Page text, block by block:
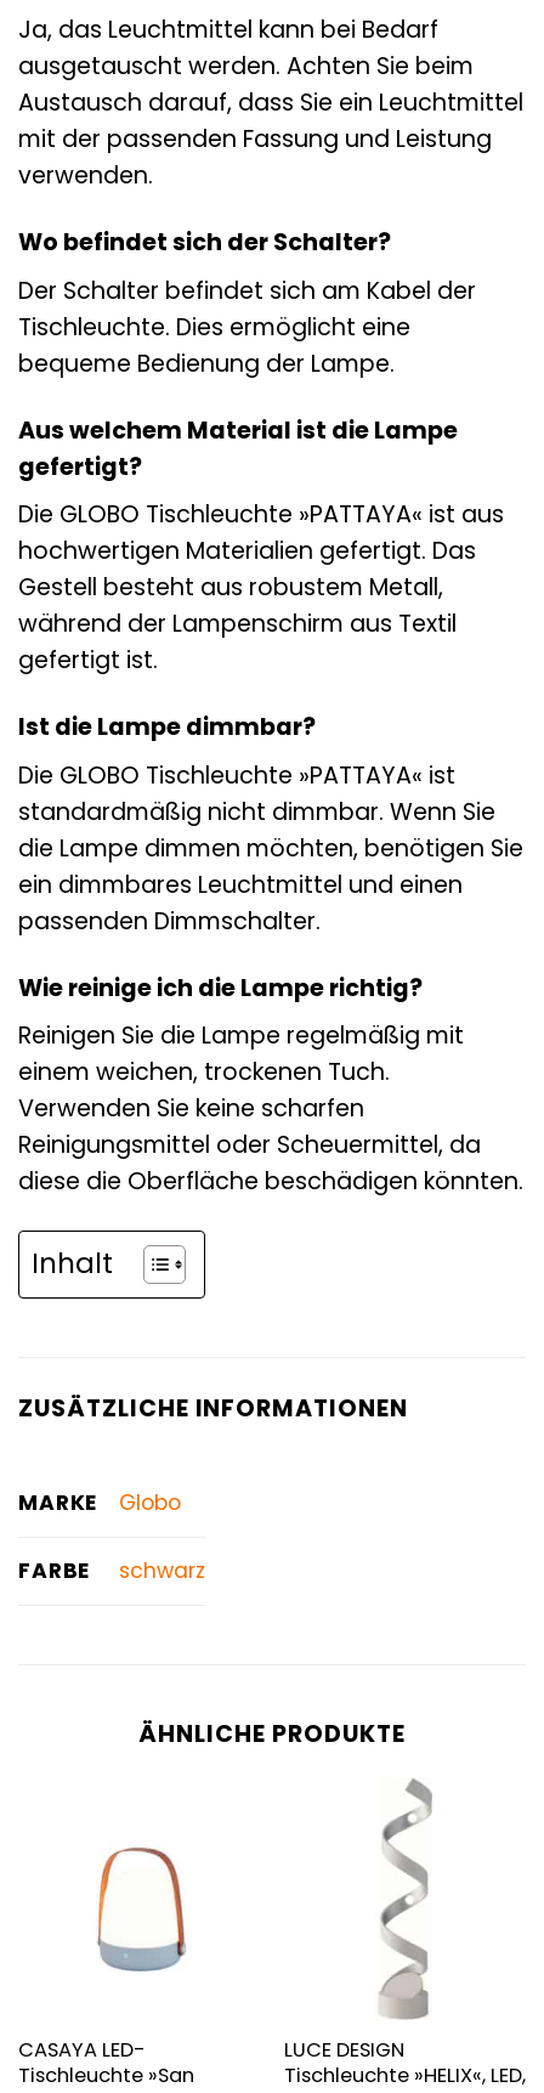
Ja, das Leuchtmittel kann bei Bedarf
ausgetauscht werden. Achten Sie beim
Austausch darauf, dass Sie ein Leuchtmittel
mit der passenden Fassung und Leistung
verwenden.
Wo befindet sich der Schalter?
Der Schalter befindet sich am Kabel der
Tischleuchte. Dies ermöglicht eine
bequeme Bedienung der Lampe.
Aus welchem Material ist die Lampe
gefertigt?
Die GLOBO Tischleuchte »PATTAYA« ist aus
hochwertigen Materialien gefertigt. Das
Gestell besteht aus robustem Metall,
während der Lampenschirm aus Textil
gefertigt ist.
Ist die Lampe dimmbar?
Die GLOBO Tischleuchte »PATTAYA« ist
standardmäßig nicht dimmbar. Wenn Sie
die Lampe dimmen möchten, benötigen Sie
ein dimmbares Leuchtmittel und einen
passenden Dimmschalter.
Wie reinige ich die Lampe richtig?
Reinigen Sie die Lampe regelmäßig mit
einem weichen, trockenen Tuch.
Verwenden Sie keine scharfen
Reinigungsmittel oder Scheuermittel, da
diese die Oberfläche beschädigen könnten.
Inhalt
ZUSÄTZLICHE INFORMATIONEN
MARKE Globo
FARBE schwarz
ÄHNLICHE PRODUKTE
CASAYA LED-
Tischleuchte »San
LUCE DESIGN
Tischleuchte »HELIX«, LED,